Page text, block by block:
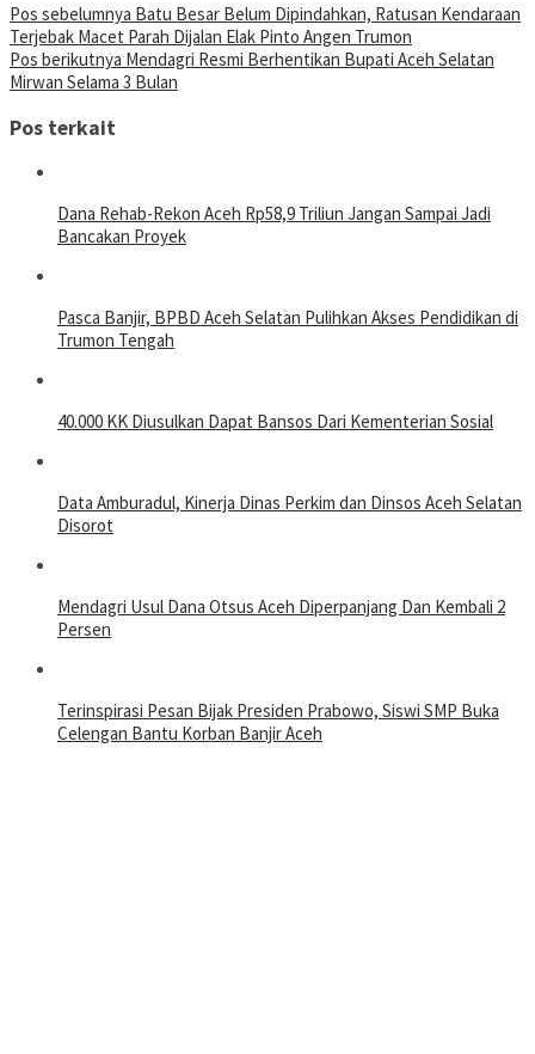
Navigasi
pos
Pos sebelumnya Batu Besar Belum Dipindahkan, Ratusan Kendaraan
Terjebak Macet Parah Dijalan Elak Pinto Angen Trumon
Pos berikutnya Mendagri Resmi Berhentikan Bupati Aceh Selatan
Mirwan Selama 3 Bulan
Pos terkait
Dana Rehab-Rekon Aceh Rp58,9 Triliun Jangan Sampai Jadi
Bancakan Proyek
Pasca Banjir, BPBD Aceh Selatan Pulihkan Akses Pendidikan di
Trumon Tengah
40.000 KK Diusulkan Dapat Bansos Dari Kementerian Sosial
Data Amburadul, Kinerja Dinas Perkim dan Dinsos Aceh Selatan
Disorot
Mendagri Usul Dana Otsus Aceh Diperpanjang Dan Kembali 2
Persen
Terinspirasi Pesan Bijak Presiden Prabowo, Siswi SMP Buka
Celengan Bantu Korban Banjir Aceh